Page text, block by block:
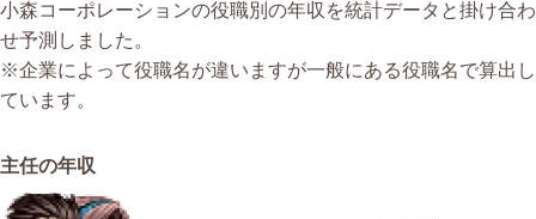
小森コーポレーションの役職別の年収を統計データと掛け合わ
せ予測しました。
※企業によって役職名が違いますが一般にある役職名で算出し
ています。
主任の年収